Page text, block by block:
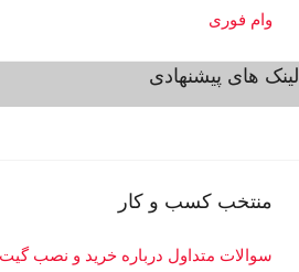
و
س
ب
وام فوری
لینک های پیشنهادی
منتخب کسب و کار
سوالات متداول درباره خرید و نصب